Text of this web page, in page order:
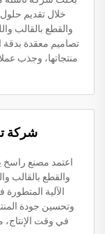
خلال تقديم
والقطع بالقالب
تصاميم معقدة بدقة
شركة
اعتمد مصنع
والقطع بالقالب
الآلية
في وقت